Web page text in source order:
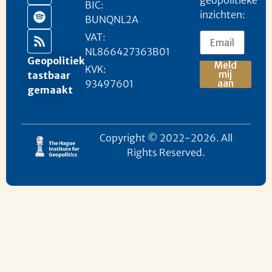
Geopolitiek
tastbaar
gemaakt
BIC:
BUNQNL2A
VAT:
NL866427363B01
KVK:
93497601
inzichten:
Meld
mij
aan
Copyright © 2022-2026. All
Rights Reserved.